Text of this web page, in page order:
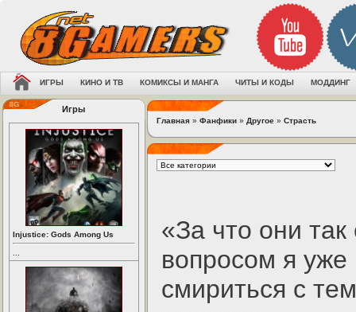
ИГРЫ КИНО И ТВ КОМИКСЫ И МАНГА ЧИТЫ И КОДЫ МОДДИНГ
Игры
Injustice: Gods Among Us
Главная » Фанфики » Другое » Страсть
«За что они
вопросом я уже
смириться с